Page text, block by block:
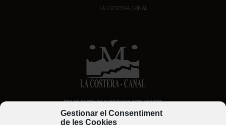
Gestionar el Consentiment
de les Cookies
LA COSTERA-CANAL